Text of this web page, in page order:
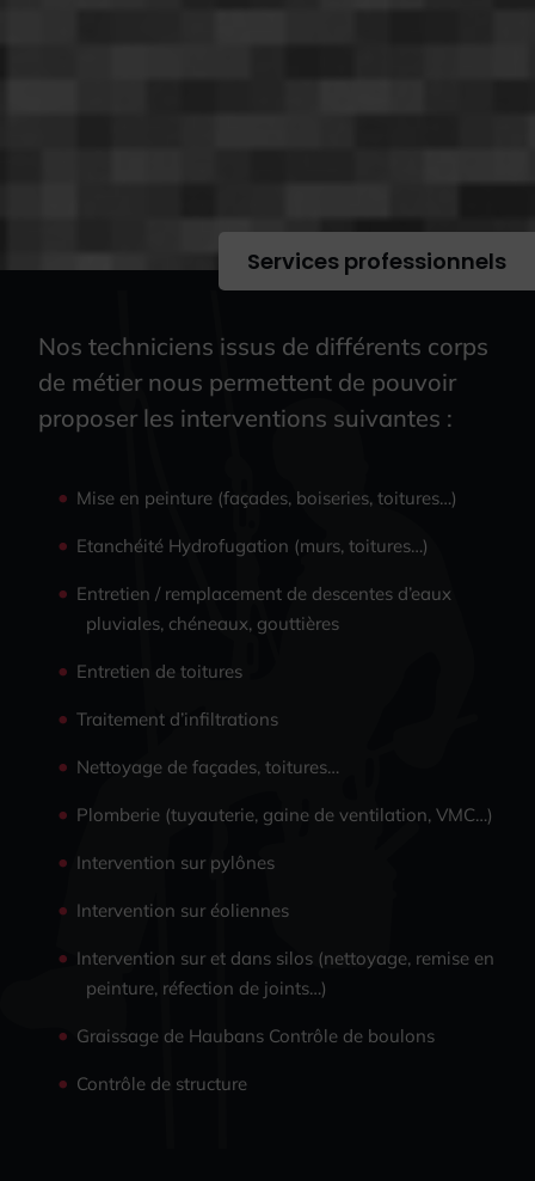
Services professionnels
Nos techniciens issus de différents corps
de métier nous permettent de pouvoir
proposer les interventions suivantes :
Mise en peinture (façades, boiseries, toitures…)
Etanchéité Hydrofugation (murs, toitures…)
Entretien / remplacement de descentes d’eaux
pluviales, chéneaux, gouttières
Entretien de toitures
Traitement d’infiltrations
Nettoyage de façades, toitures…
Plomberie (tuyauterie, gaine de ventilation, VMC…)
Intervention sur pylônes
Intervention sur éoliennes
Intervention sur et dans silos (nettoyage, remise en
peinture, réfection de joints…)
Graissage de Haubans Contrôle de boulons
Contrôle de structure